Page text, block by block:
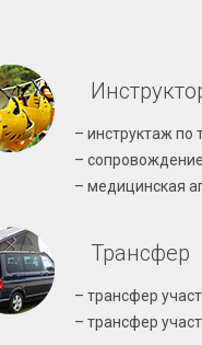
– инструктаж по
–
– медицинская
Трансфер
– трансфер
– трансфер